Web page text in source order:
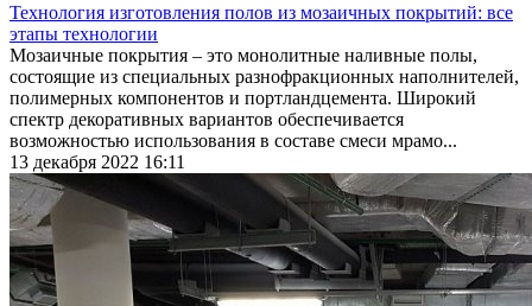
Технология изготовления полов из мозаичных покрытий: все
этапы технологии
Мозаичные покрытия – это монолитные наливные полы,
состоящие из специальных разнофракционных наполнителей,
полимерных компонентов и портландцемента. Широкий
спектр декоративных вариантов обеспечивается
возможностью использования в составе смеси мрамо...
13 декабря 2022 16:11